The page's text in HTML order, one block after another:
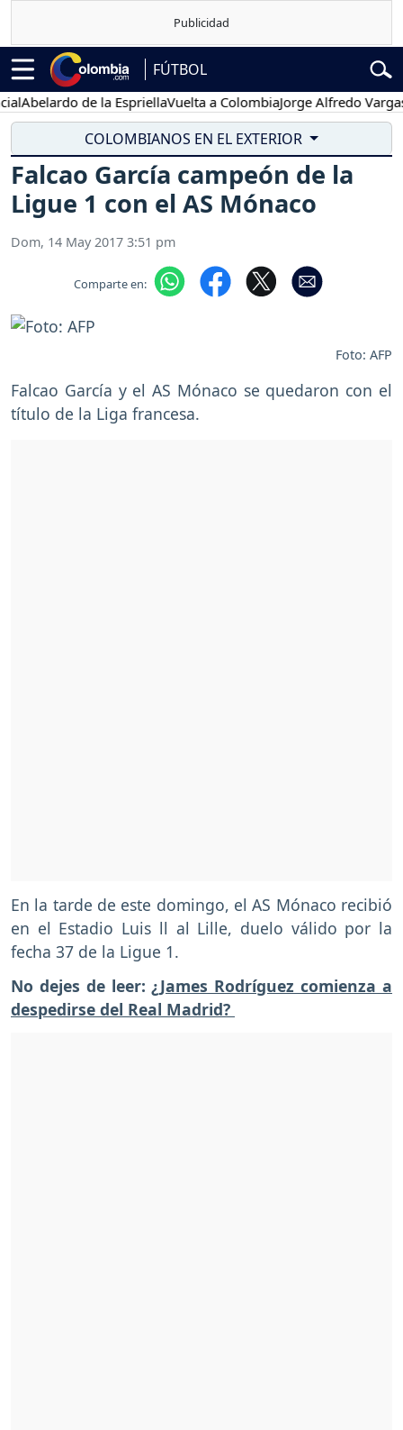
FÚTBOL
de la EspriellaVuelta a ColombiaJorge Alfredo Vargas
COLOMBIANOS EN EL EXTERIOR
Falcao García campeón de la
Ligue 1 con el AS Mónaco
Dom, 14 May 2017 3:51 pm
Comparte en:
Foto: AFP
Falcao García y el AS Mónaco se quedaron con el
título de la Liga francesa.
En la tarde de este domingo, el AS Mónaco recibió
en el Estadio Luis ll al Lille, duelo válido por la
fecha 37 de la Ligue 1.
No dejes de leer:¿James Rodríguez comienza a
despedirse del Real Madrid?